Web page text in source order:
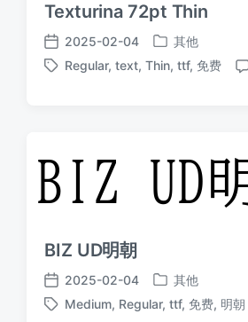
Texturina 72pt Thin
发
布
2025-02-04
发
布
其他
标
Regular, text, Thin, ttf, 免费
评
BIZ UD明朝
发
布
2025-02-04
发
布
其他
标
Medium, Regular, ttf, 免费, 明朝